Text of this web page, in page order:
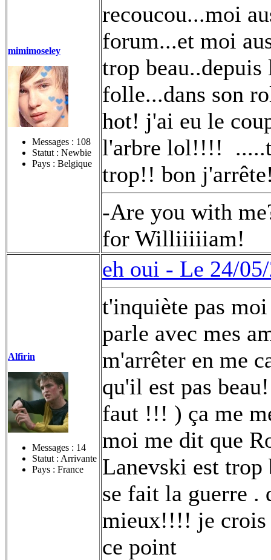
mimimoseley
Messages : 108
Statut : Newbie
Pays : Belgique
recoucou...moi
forum...et moi
trop beau..depuis
folle...dans son
hot! j'ai eu le
l'arbre lol!!!!
trop!! bon
-Are you with
for Williiiiiam!
Alfirin
Messages : 14
Statut : Arrivante
Pays : France
eh oui - Le 24/
t'inquiète pas
parle avec mes
m'arrêter en me
qu'il est pas
faut !!! ) ça me
moi me dit que
Lanevski est trop
se fait la guerre .
mieux!!!! je crois
ce point